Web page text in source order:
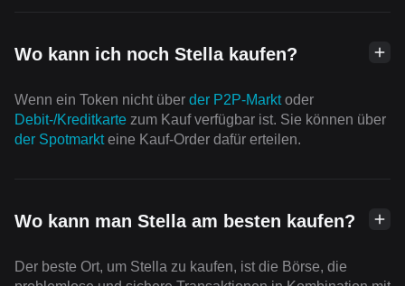
Wo kann ich noch Stella kaufen?
Wenn ein Token nicht über der P2P-Marktoder
Debit-/Kreditkarte zum Kauf verfügbar ist. Sie können über
der Spotmarkteine Kauf-Order dafür erteilen.
Wo kann man Stella am besten kaufen?
Der beste Ort, um Stella zu kaufen, ist die Börse, die